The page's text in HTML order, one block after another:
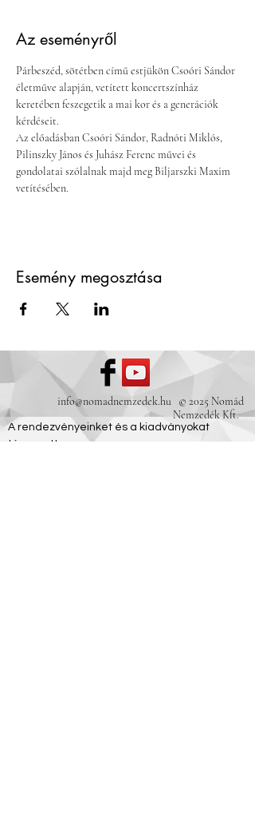
Az eseményről
Párbeszéd, sötétben című estjükön Csoóri Sándor
életműve alapján, vetített koncertszínház
keretében feszegetik a mai kor és a generációk
kérdéseit.
Az előadásban Csoóri Sándor, Radnóti Miklós,
Pilinszky János és Juhász Ferenc művei és
gondolatai szólalnak majd meg Biljarszki Maxim
vetítésében.
Esemény megosztása
info@nomadnemzedek.hu © 2025 Nomád
Nemzedék Kft.
A rendezvényeinket és a kiadványokat
támogatta: